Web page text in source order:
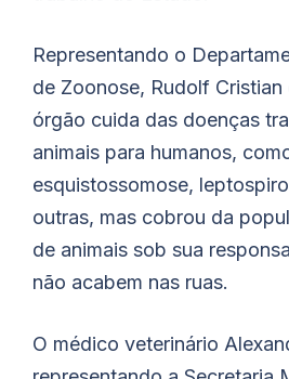
Representando o
de Zoonose, Rudolf
órgão cuida das doenças
animais para humanos,
esquistossomose,
outras, mas cobrou da
de animais sob sua
não acabem nas ruas.
O médico veterinário